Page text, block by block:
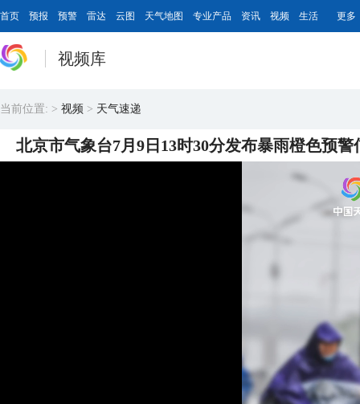
首页 预报 预警 雷达 云图 天气地图 专业产品 资讯 视频 生活 更多
视频库
当前位置: > 视频 > 天气速递
北京市气象台7月9日13时30分发布暴雨橙色预警